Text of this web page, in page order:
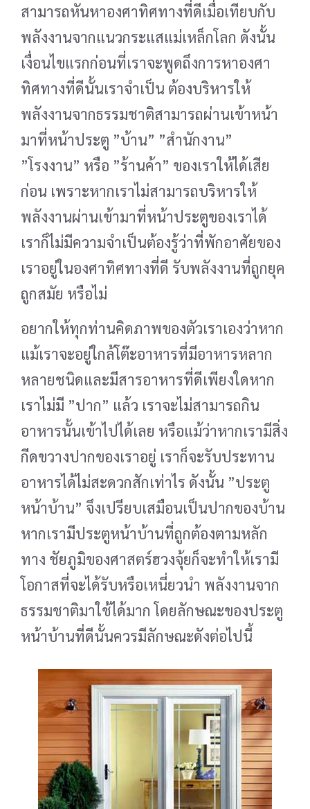
สามารถหันหาองศาทิศทางที่ดีเมื่อเทียบกับ
พลังงานจากแนวกระแสแม่เหล็กโลก ดังนั้น
เงื่อนไขแรกก่อนที่เราจะพูดถึงการหาองศา
ทิศทางที่ดีนั้นเราจำเป็น ต้องบริหารให้
พลังงานจากธรรมชาติสามารถผ่านเข้าหน้า
มาที่หน้าประตู ”บ้าน” ”สำนักงาน”
”โรงงาน” หรือ ”ร้านค้า” ของเราให้ได้เสีย
ก่อน เพราะหากเราไม่สามารถบริหารให้
พลังงานผ่านเข้ามาที่หน้าประตูของเราได้
เราก็ไม่มีความจำเป็นต้องรู้ว่าที่พักอาศัยของ
เราอยู่ในองศาทิศทางที่ดี รับพลังงานที่ถูกยุค
ถูกสมัย หรือไม่
อยากให้ทุกท่านคิดภาพของตัวเราเองว่าหาก
แม้เราจะอยู่ใกล้โต๊ะอาหารที่มีอาหารหลาก
หลายชนิดและมีสารอาหารที่ดีเพียงใดหาก
เราไม่มี ”ปาก” แล้ว เราจะไม่สามารถกิน
อาหารนั้นเข้าไปได้เลย หรือแม้ว่าหากเรามีสิ่ง
กีดขวางปากของเราอยู่ เราก็จะรับประทาน
อาหารได้ไม่สะดวกสักเท่าไร ดังนั้น ”ประตู
หน้าบ้าน” จึงเปรียบเสมือนเป็นปากของบ้าน
หากเรามีประตูหน้าบ้านที่ถูกต้องตามหลัก
ทาง ชัยภูมิของศาสตร์ฮวงจุ้ยก็จะทำให้เรามี
โอกาสที่จะได้รับหรือเหนี่ยวนำ พลังงานจาก
ธรรมชาติมาใช้ได้มาก โดยลักษณะของประตู
หน้าบ้านที่ดีนั้นควรมีลักษณะดังต่อไปนี้